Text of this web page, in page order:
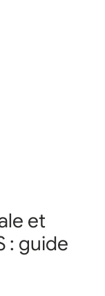
et
: guide